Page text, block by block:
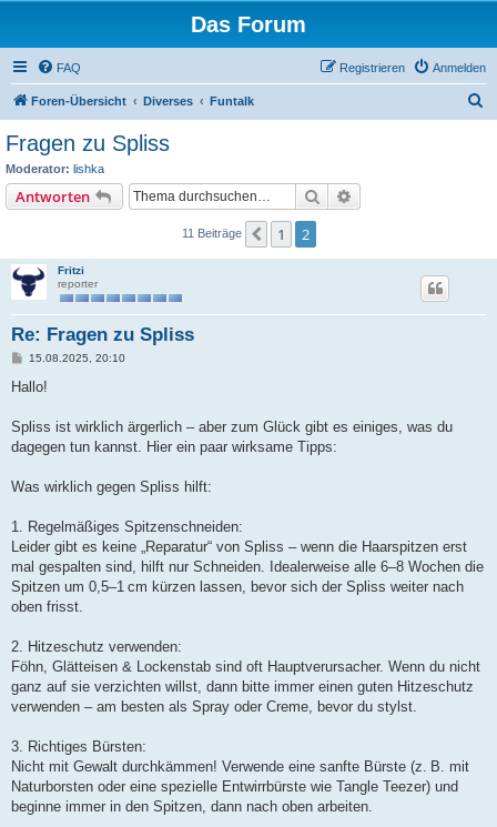
Das Forum
FAQ Anmelden
Registrieren
Foren-Übersicht Diverses Funtalk
Fragen zu Spliss
Moderator: lishka
Antworten Suche
11 Beiträge Vorherige
1 2
Fritzi
reporter
Re: Fragen zu Spliss
B
i
a
15.08.2025, 20:10
Hallo!
Spliss ist wirklich ärgerlich – aber zum Glück gibt es einiges, was du
dagegen tun kannst. Hier ein paar wirksame Tipps:
Was wirklich gegen Spliss hilft:
1. Regelmäßiges Spitzenschneiden:
Leider gibt es keine „Reparatur“ von Spliss – wenn die Haarspitzen erst
mal gespalten sind, hilft nur Schneiden. Idealerweise alle 6–8 Wochen die
Spitzen um 0,5–1 cm kürzen lassen, bevor sich der Spliss weiter nach
oben frisst.
2. Hitzeschutz verwenden:
Föhn, Glätteisen & Lockenstab sind oft Hauptverursacher. Wenn du nicht
ganz auf sie verzichten willst, dann bitte immer einen guten Hitzeschutz
verwenden – am besten als Spray oder Creme, bevor du stylst.
3. Richtiges Bürsten:
Nicht mit Gewalt durchkämmen! Verwende eine sanfte Bürste (z. B. mit
Naturborsten oder eine spezielle Entwirrbürste wie Tangle Teezer) und
beginne immer in den Spitzen, dann nach oben arbeiten.